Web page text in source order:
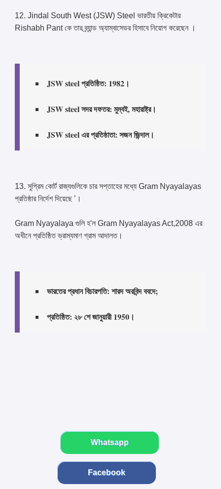
12. Jindal South West (JSW) Steel ভারতীয় ক্রিকেটার
Rishabh Pant কে তার ব্র্যান্ড অ্যাম্বাসেডর হিসাবে নিয়োগ করেছেন ।
JSW steel প্রতিষ্ঠিত: 1982।
JSW steel সদর দফতর: মুম্বই, মহারাষ্ট্র।
JSW steel এর প্রতিষ্ঠাতা: সজন জিন্দাল।
13. সুপ্রিম কোর্ট রাজ্যগুলিকে চার সপ্তাহের মধ্যে Gram Nyayalayas
প্রতিষ্ঠার নির্দেশ দিয়েছে ’।
Gram Nyayalaya গুলি হ'ল Gram Nyayalayas Act,2008 এর
অধীনে প্রতিষ্ঠিত ভ্রাম্যমাণ গ্রাম আদালত।
ভারতের প্রধান বিচারপতি: শারদ অরবিন্দ ববদে;
প্রতিষ্ঠিত: ২৮ শে জানুয়ারী 1950।
Whatsapp
Facebook